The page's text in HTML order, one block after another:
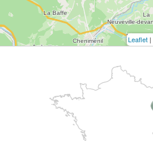
Leaflet |